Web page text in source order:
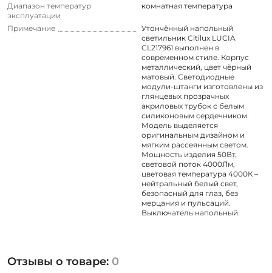
Диапазон температур
эксплуатации
комнатная температура
Примечание
Утончённый напольный
светильник Citilux LUCIA
CL217961 выполнен в
современном стиле. Корпус
металлический, цвет чёрный
матовый. Светодиодные
модули-штанги изготовлены из
глянцевых прозрачных
акриловых трубок с белым
силиконовым сердечником.
Модель выделяется
оригинальным дизайном и
мягким рассеянным светом.
Мощность изделия 50Вт,
световой поток 4000Лм,
цветовая температура 4000К –
нейтральный белый свет,
безопасный для глаз, без
мерцания и пульсаций.
Выключатель напольный.
Отзывы о товаре: 0